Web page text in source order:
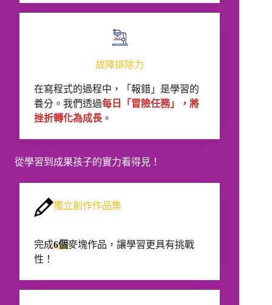
故障排除力
在寫程式的過程中，「報錯」是學習的
養分。我們透過每日「冒險任務」，將
挫折轉化為成長 。
從學習到成果孩子的實力看得見！
獨立創作作品集
完成6個麥塊作品，讓學習更具有挑戰
性！